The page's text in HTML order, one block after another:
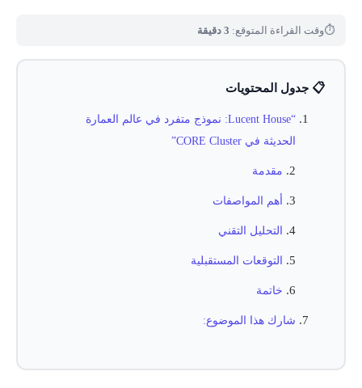
⏱وقت القراءة المتوقع: 3 دقيقة
📋 جدول المحتويات
“Lucent House: نموذج متفرد في عالم العمارة
الحديثة في CORE Cluster”
مقدمة
أهم المواصفات
التحليل التقني
التوقعات المستقبلية
خاتمة
شارك هذا الموضوع: